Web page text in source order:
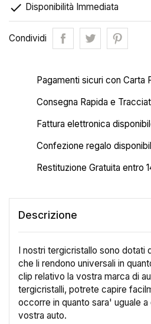
 Disponibilità Immediata
Condividi
Pagamenti sicuri con Carta
Consegna Rapida e
Fattura elettronica
Confezione regalo
Restituzione Gratuita entro
Descrizione
I nostri tergicristallo sono dotati
che li rendono universali in
clip relativo la vostra marca di
tergicristalli, potrete capire
occorre in quanto sara' uguale a
vostra auto.